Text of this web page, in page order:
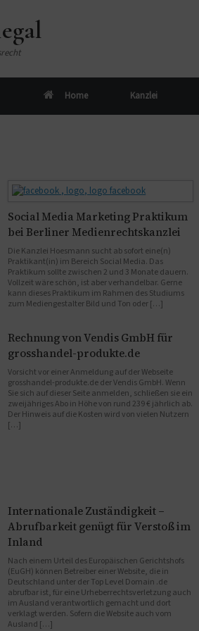
Home Kanzlei
Social Media Marketing Praktikum
bei Berliner Medienrechtskanzlei
Die Kanzlei Hoesmann sucht ab sofort eine(n)
Praktikant(in) im Bereich Social Media. Das
Praktikum sollte zwischen 2 und 3 Monate dauern.
Vollzeit wäre schön, ist aber verhandelbar. Gerne
kann dieses Praktikum im Rahmen des Studiums
zum Mediengestalter Bild und Ton oder […]
Rechnung von Vendis GmbH für
grosshandel-produkte.de
Vorsicht vor einer Anmeldung auf der Webseite
grosshandel-produkte.de der Vendis GmbH. Wenn
Sie sich auf dieser Seite anmelden, schließen sie ein
zweijähriges Abo in Höhe von rund 239 € jährlich ab.
Der Hinweis auf die Kosten wird von vielen Nutzern
[…]
Internationale Zuständigkeit –
Abrufbarkeit genügt für Verstoß im
Inland
Nach einem Urteil des Europäischen Gerichtshofs
(EuGH) können Betreiber einer Website, die in
Deutschland unter der Top Level Domain .de
abrufbar ist, für eine Urheberrechtsverletzung auch
im Ausland verantwortlich gemacht und dort
verklagt werden. Sofern die Website auch vom
Ausland […]